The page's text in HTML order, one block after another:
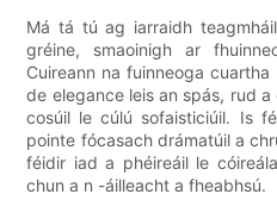
Má tá tú ag iarraidh
gréine, smaoinigh ar
Cuireann na fuinneoga
de elegance leis an spás, rud
cosúil le cúlú sofaisticiúil. Is
pointe fócasach drámatúil a
féidir iad a phéireáil le
chun a n -áilleacht a fheabhsú.